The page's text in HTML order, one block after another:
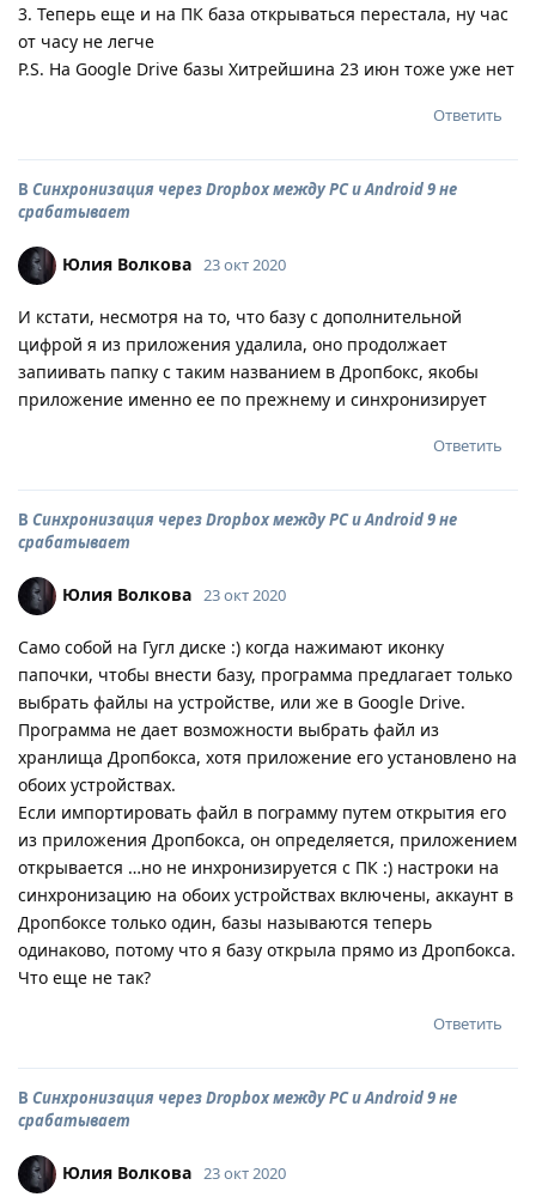
3. Теперь еще и на ПК база открываться перестала, ну час
от часу не легче
P.S. На Google Drive базы Хитрейшина 23 июн тоже уже нет
Ответить
В Синхронизация через Dropbox между PC и Android 9 не
срабатывает
Юлия Волкова 23 окт 2020
И кстати, несмотря на то, что базу с дополнительной
цифрой я из приложения удалила, оно продолжает
запиивать папку с таким названием в Дропбокс, якобы
приложение именно ее по прежнему и синхронизирует
Ответить
В Синхронизация через Dropbox между PC и Android 9 не
срабатывает
Юлия Волкова 23 окт 2020
Само собой на Гугл диске :) когда нажимают иконку
папочки, чтобы внести базу, программа предлагает только
выбрать файлы на устройстве, или же в Google Drive.
Программа не дает возможности выбрать файл из
хранлища Дропбокса, хотя приложение его установлено на
обоих устройствах.
Если импортировать файл в пограмму путем открытия его
из приложения Дропбокса, он определяется, приложением
открывается …но не инхронизируется с ПК :) настроки на
синхронизацию на обоих устройствах включены, аккаунт в
Дропбоксе только один, базы называются теперь
одинаково, потому что я базу открыла прямо из Дропбокса.
Что еще не так?
Ответить
В Синхронизация через Dropbox между PC и Android 9 не
срабатывает
Юлия Волкова 23 окт 2020